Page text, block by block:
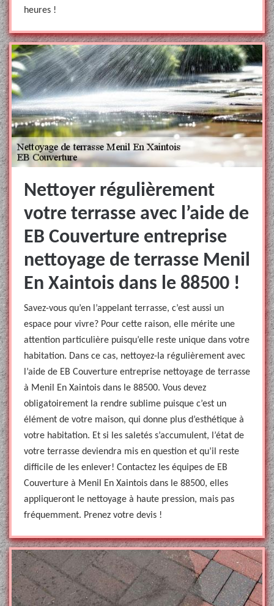
heures !
Nettoyer régulièrement
votre terrasse avec l’aide de
EB Couverture entreprise
nettoyage de terrasse Menil
En Xaintois dans le 88500 !
Savez-vous qu’en l’appelant terrasse, c’est aussi un
espace pour vivre? Pour cette raison, elle mérite une
attention particulière puisqu’elle reste unique dans votre
habitation. Dans ce cas, nettoyez-la régulièrement avec
l’aide de EB Couverture entreprise nettoyage de terrasse
à Menil En Xaintois dans le 88500. Vous devez
obligatoirement la rendre sublime puisque c’est un
élément de votre maison, qui donne plus d’esthétique à
votre habitation. Et si les saletés s’accumulent, l’état de
votre terrasse deviendra mis en question et qu’il reste
difficile de les enlever! Contactez les équipes de EB
Couverture à Menil En Xaintois dans le 88500, elles
appliqueront le nettoyage à haute pression, mais pas
fréquemment. Prenez votre devis !